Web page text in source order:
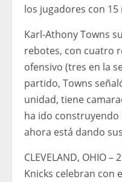
los jugadores con 15
Karl-Athony Towns
rebotes, con cuatro
ofensivo (tres en la
partido, Towns
unidad, tiene
ha ido construyendo
ahora está dando
CLEVELAND, OHIO –
Knicks celebran con